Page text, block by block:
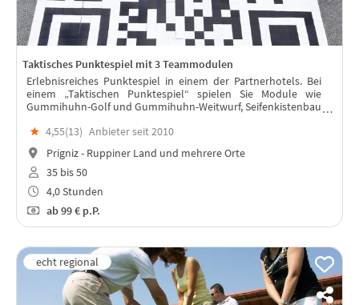
Taktisches Punktespiel mit 3 Teammodulen
Erlebnisreiches Punktespiel in einem der Partnerhotels. Bei
einem „Taktischen Punktespiel“ spielen Sie Module wie
Gummihuhn-Golf und Gummihuhn-Weitwurf, Seifenkistenbau
Painting uvm.
★ 4,55(13) Anbieter seit 2010
Prigniz - Ruppiner Land und mehrere Orte
35 bis 50
4,0 Stunden
ab99 € p.P.